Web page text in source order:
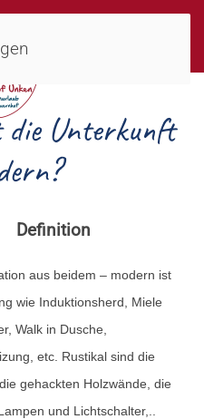
Unterkunft
Definition
aus beidem – modern ist
wie Induktionsherd, Miele
Walk in Dusche,
etc. Rustikal sind die
gehackten Holzwände, die
und Lichtschalter,..